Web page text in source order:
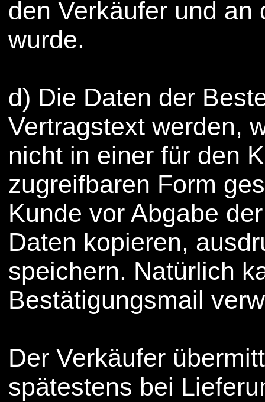
den Verkäufer und
wurde.
d) Die Daten der
Vertragstext werden,
nicht in einer für den
zugreifbaren Form
Kunde vor Abgabe
Daten kopieren,
speichern. Natürlich
Bestätigungsmail
Der Verkäufer
spätestens bei